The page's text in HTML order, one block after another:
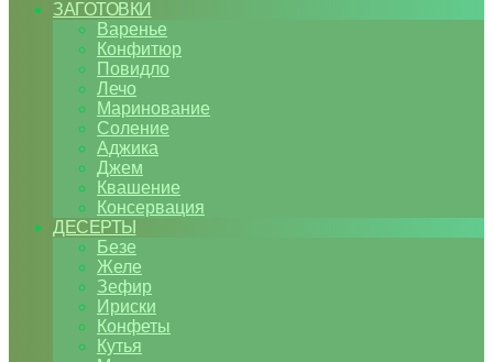
ЗАГОТОВКИ
Варенье
Конфитюр
Повидло
Лечо
Маринование
Соление
Аджика
Джем
Квашение
Консервация
ДЕСЕРТЫ
Безе
Желе
Зефир
Ириски
Конфеты
Кутья